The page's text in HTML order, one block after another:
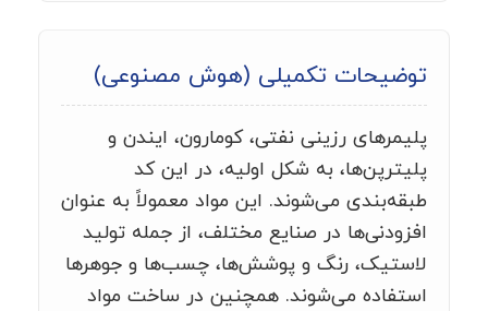
توضیحات تکمیلی (هوش مصنوعی)
پلیمرهای رزینی نفتی، کومارون، ایندن و
پلیترپن‌ها، به شکل اولیه، در این کد
طبقه‌بندی می‌شوند. این مواد معمولاً به عنوان
افزودنی‌ها در صنایع مختلف، از جمله تولید
لاستیک، رنگ و پوشش‌ها، چسب‌ها و جوهرها
استفاده می‌شوند. همچنین در ساخت مواد